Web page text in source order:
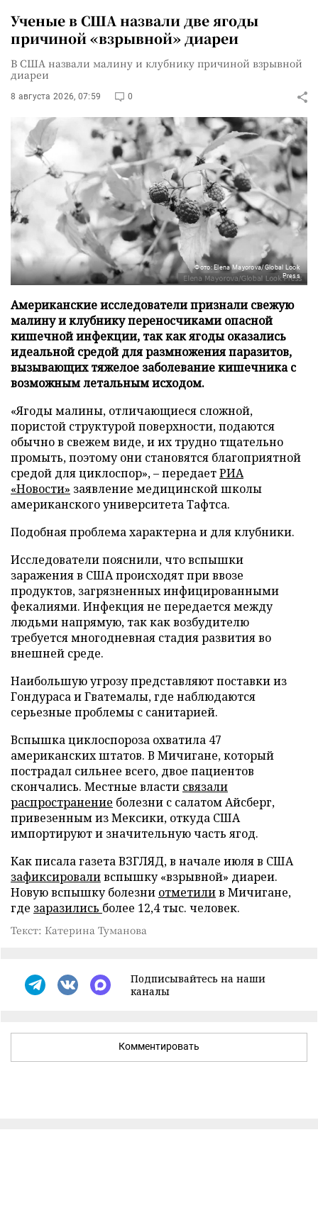
Ученые в США назвали две ягоды
причиной «взрывной» диареи
В США назвали малину и клубнику причиной взрывной
диареи
8 августа 2026, 07:59 0
Фото: Elena Mayorova/Global Look
Press
Американские исследователи признали свежую
малину и клубнику переносчиками опасной
кишечной инфекции, так как ягоды оказались
идеальной средой для размножения паразитов,
вызывающих тяжелое заболевание кишечника с
возможным летальным исходом.
«Ягоды малины, отличающиеся сложной,
пористой структурой поверхности, подаются
обычно в свежем виде, и их трудно тщательно
промыть, поэтому они становятся благоприятной
средой для циклоспор», – передаетРИА
«Новости» заявление медицинской школы
американского университета Тафтса.
Подобная проблема характерна и для клубники.
Исследователи пояснили, что вспышки
заражения в США происходят при ввозе
продуктов, загрязненных инфицированными
фекалиями. Инфекция не передается между
людьми напрямую, так как возбудителю
требуется многодневная стадия развития во
внешней среде.
Наибольшую угрозу представляют поставки из
Гондураса и Гватемалы, где наблюдаются
серьезные проблемы с санитарией.
Вспышка циклоспороза охватила 47
американских штатов. В Мичигане, который
пострадал сильнее всего, двое пациентов
скончались. Местные власти связали
распространение болезни с салатом Айсберг,
привезенным из Мексики, откуда США
импортируют и значительную часть ягод.
Как писала газета ВЗГЛЯД, в начале июля в США
зафиксироваливспышку «взрывной» диареи.
Новую вспышку болезни отметилив Мичигане,
где заразились более 12,4 тыс. человек.
Текст: Катерина Туманова
Подписывайтесь на наши
каналы
Комментировать